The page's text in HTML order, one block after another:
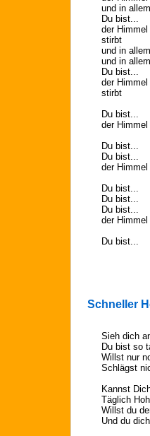
und in
Du bist...
der
stirbt
und in
und in
Du bist...
der
stirbt
Du bist...
der
Du bist...
Du bist...
der
Du bist...
Du bist...
Du bist...
der
Du bist...
Schneller
Sieh dich
Du bist so
Willst nur
Schlägst
Kannst
Täglich
Willst du
Und du